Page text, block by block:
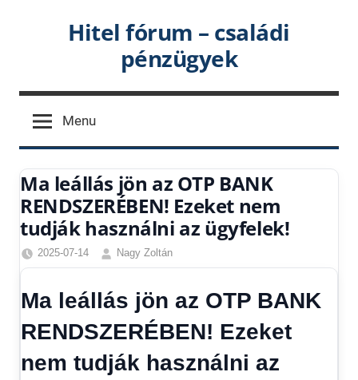
Hitel fórum – családi
pénzügyek
Menu
Ma leállás jön az OTP BANK
RENDSZERÉBEN! Ezeket nem
tudják használni az ügyfelek!
2025-07-14
Nagy Zoltán
Egyéb,
hírek ,
Gazdaság,
Hírek ,
Hírek
Ma leállás jön az OTP BANK
RENDSZERÉBEN! Ezeket
nem tudják használni az